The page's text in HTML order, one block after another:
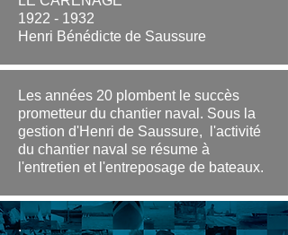
1922 - 1932
Henri Bénédicte de Saussure
Les années 20 plombent le succès
prometteur du chantier naval. Sous la
gestion d'Henri de Saussure, l'activité
du chantier naval se résume à
l'entretien et l'entreposage de bateaux.
.